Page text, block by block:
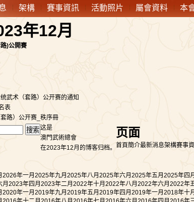
架構 賽事資訊 活動照片 屬會資料 本
年12月
)公開賽
武术（套路）公开赛的通知
表
路）公开赛_秩序冊
这是
澳門武術總會
在2023年12月的博客归档。
页面
首頁簡介最新消息架構賽事
2026年一月 2025年九月 2025年八月 2025年六月 2025年五月 2025年四月
月 2023年四月 2023年二月 2022年十月 2022年八月 2022年六月 2022年
2020年一月 2019年九月 2019年五月2019年四月 2019年一月 2018年十月